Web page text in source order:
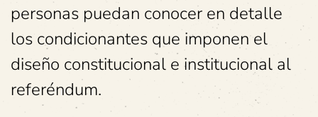
personas puedan conocer en detalle
los condicionantes que imponen el
diseño constitucional e institucional al
referéndum.